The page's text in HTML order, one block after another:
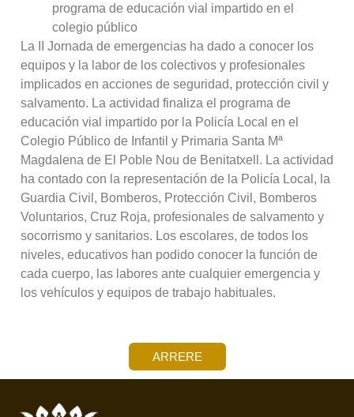
programa de educación vial impartido en el
colegio público
La II Jornada de emergencias ha dado a conocer los
equipos y la labor de los colectivos y profesionales
implicados en acciones de seguridad, protección civil y
salvamento. La actividad finaliza el programa de
educación vial impartido por la Policía Local en el
Colegio Público de Infantil y Primaria Santa Mª
Magdalena de El Poble Nou de Benitatxell. La actividad
ha contado con la representación de la Policía Local, la
Guardia Civil, Bomberos, Protección Civil, Bomberos
Voluntarios, Cruz Roja, profesionales de salvamento y
socorrismo y sanitarios. Los escolares, de todos los
niveles, educativos han podido conocer la función de
cada cuerpo, las labores ante cualquier emergencia y
los vehículos y equipos de trabajo habituales.
ARRERE